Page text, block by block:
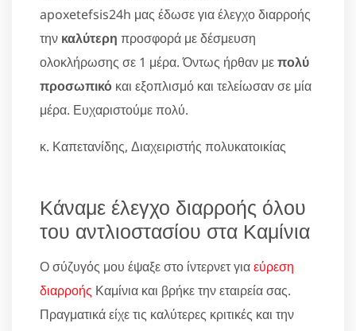
apoxetefsis24h μας έδωσε για έλεγχο διαρροής
την καλύτερη προσφορά με δέσμευση
ολοκλήρωσης σε 1 μέρα. Όντως ήρθαν μεπολύ
προσωπικό και εξοπλισμό και τελείωσαν σε μία
μέρα. Ευχαριστούμε πολύ.
κ. Καπετανίδης, Διαχειριστής πολυκατοικίας
Κάναμε έλεγχο διαρροής όλου
του αντλιοστασίου στα Καμίνια
Ο σύζυγός μου έψαξε στο ίντερνετ γιαεύρεση
διαρροής Καμίνια και βρήκε την εταιρεία σας.
Πραγματικά είχε τις καλύτερες κριτικές και την